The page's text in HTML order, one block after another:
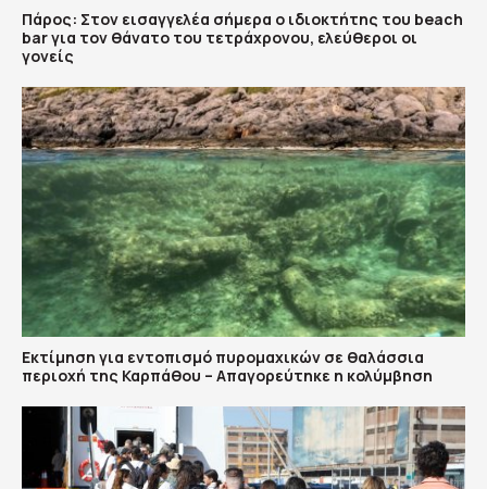
Πάρος: Στον εισαγγελέα σήμερα ο ιδιοκτήτης του beach
bar για τον θάνατο του τετράχρονου, ελεύθεροι οι
γονείς
Εκτίμηση για εντοπισμό πυρομαχικών σε θαλάσσια
περιοχή της Καρπάθου – Απαγορεύτηκε η κολύμβηση